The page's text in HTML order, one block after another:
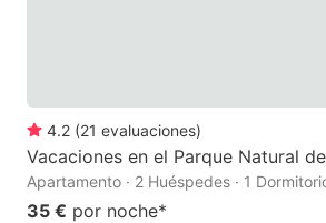
4.2 (21 evaluaciones)
Vacaciones en el Parque Natural
Apartamento · 2 Huéspedes · 1
35 € por noche*